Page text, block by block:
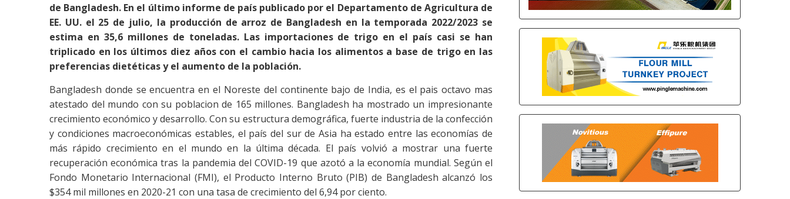
de Bangladesh. En el último informe de país publicado por el Departamento de Agricultura de
EE. UU. el 25 de julio, la producción de arroz de Bangladesh en la temporada 2022/2023 se
estima en 35,6 millones de toneladas. Las importaciones de trigo en el país casi se han
triplicado en los últimos diez años con el cambio hacia los alimentos a base de trigo en las
preferencias dietéticas y el aumento de la población.
Bangladesh donde se encuentra en el Noreste del continente bajo de India, es el pais octavo mas
atestado del mundo con su poblacion de 165 millones. Bangladesh ha mostrado un impresionante
crecimiento económico y desarrollo. Con su estructura demográfica, fuerte industria de la confección
y condiciones macroeconómicas estables, el país del sur de Asia ha estado entre las economías de
más rápido crecimiento en el mundo en la última década. El país volvió a mostrar una fuerte
recuperación económica tras la pandemia del COVID-19 que azotó a la economía mundial. Según el
Fondo Monetario Internacional (FMI), el Producto Interno Bruto (PIB) de Bangladesh alcanzó los
$354 mil millones en 2020-21 con una tasa de crecimiento del 6,94 por ciento.